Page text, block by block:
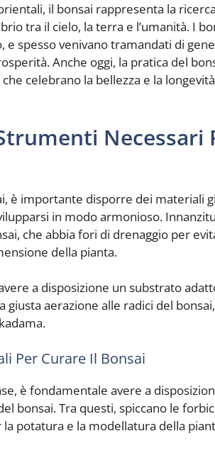
il bonsai rappresenta la
tra il cielo, la terra e l’umanità. I
e spesso venivano tramandati di
Anche oggi, la pratica del
celebrano la bellezza e la
Necessari
è importante disporre dei materiali
in modo armonioso.
che abbia fori di drenaggio per
della pianta.
a disposizione un substrato
giusta aerazione alle radici del
Per Curare Il Bonsai
è fondamentale avere a
bonsai. Tra questi, spiccano le
potatura e la modellatura della